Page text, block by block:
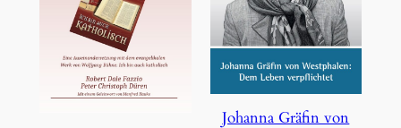
Johanna Gräfin von